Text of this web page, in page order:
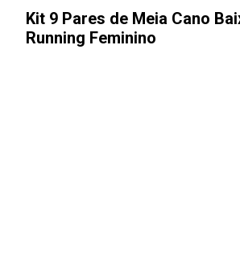
Kit 9 Pares de Meia Cano
Running Feminino